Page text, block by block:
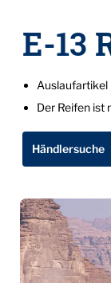
E-13
Auslaufartikel
Der Reifen ist
Händlersuche